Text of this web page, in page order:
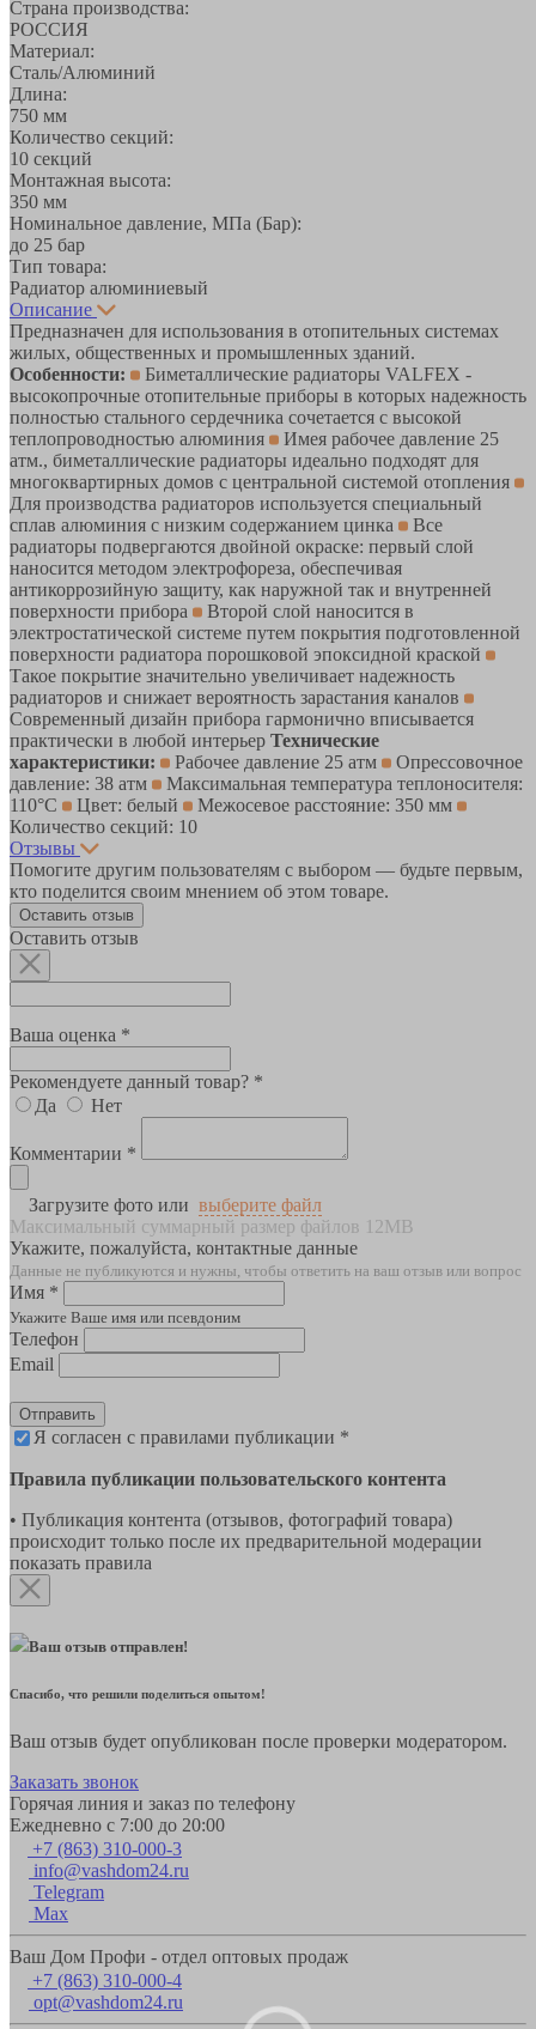
Страна производства:
РОССИЯ
Материал:
Сталь/Алюминий
Длина:
750 мм
Количество секций:
10 секций
Монтажная высота:
350 мм
Номинальное давление, МПа (Бар):
до 25 бар
Тип товара:
Радиатор алюминиевый
Описание
Предназначен для использования в отопительных системах
жилых, общественных и промышленных зданий.
Особенности:
Биметаллические радиаторы VALFEX -
высокопрочные отопительные приборы в которых надежность
полностью стального сердечника сочетается с высокой
теплопроводностью алюминия
Имея рабочее давление 25
атм., биметаллические радиаторы идеально подходят для
многоквартирных домов с центральной системой отопления
Для производства радиаторов используется специальный
сплав алюминия с низким содержанием цинка
Все
радиаторы подвергаются двойной окраске: первый слой
наносится методом электрофореза, обеспечивая
антикоррозийную защиту, как наружной так и внутренней
поверхности прибора
Второй слой наносится в
электростатической системе путем покрытия подготовленной
поверхности радиатора порошковой эпоксидной краской
Такое покрытие значительно увеличивает надежность
радиаторов и снижает вероятность зарастания каналов
Современный дизайн прибора гармонично вписывается
практически в любой интерьер Технические
характеристики:
Рабочее давление 25 атм
Опрессовочное
давление: 38 атм
Максимальная температура теплоносителя:
110°С
Цвет: белый
Межосевое расстояние: 350 мм
Количество секций: 10
Отзывы
Помогите другим пользователям с выбором — будьте первым,
кто поделится своим мнением об этом товаре.
Оставить отзыв
Оставить отзыв
Ваша оценка *
Рекомендуете данный товар? *
Да
Нет
Комментарии *
Загрузите фото или выберите файл
Максимальный суммарный размер файлов 12MB
Укажите, пожалуйста, контактные данные
Данные не публикуются и нужны, чтобы ответить на ваш отзыв или вопрос
Имя *
Укажите Ваше имя или псевдоним
Телефон
Email
Отправить
Я согласен с правилами публикации *
Правила публикации пользовательского контента
• Публикация контента (отзывов, фотографий товара)
происходит только после их предварительной модерации
показать правила
Ваш отзыв отправлен!
Спасибо, что решили поделиться опытом!
Ваш отзыв будет опубликован после проверки модератором.
Заказать звонок
Горячая линия и заказ по телефону
Ежедневно с 7:00 до 20:00
+7 (863) 310-000-3
info@vashdom24.ru
Telegram
Max
Ваш Дом Профи - отдел оптовых продаж
+7 (863) 310-000-4
opt@vashdom24.ru